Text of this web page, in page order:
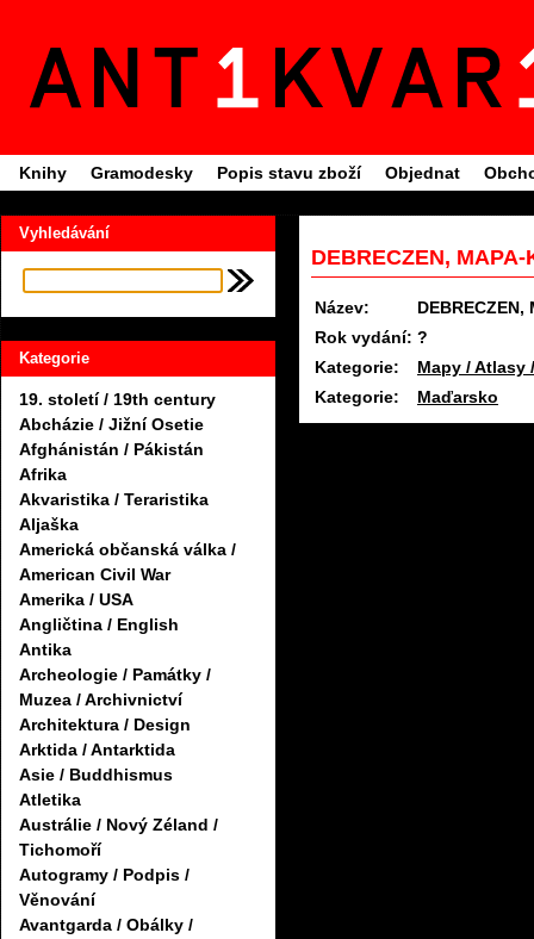
Knihy Gramodesky Popis stavu zboží Objednat
Vyhledávání
Kategorie
19. století / 19th century
Abcházie / Jižní Osetie
Afghánistán / Pákistán
Afrika
Akvaristika / Teraristika
Aljaška
Americká občanská válka /
American Civil War
Amerika / USA
Angličtina / English
Antika
Archeologie / Památky /
Muzea / Archivnictví
Architektura / Design
Arktida / Antarktida
Asie / Buddhismus
Atletika
Austrálie / Nový Zéland /
Tichomoří
Autogramy / Podpis /
Věnování
Avantgarda / Obálky /
DEBRECZEN, MAPA-
Název:
DEBRECZEN,
Rok vydání: ?
Kategorie:
Mapy / Atlasy
Kategorie:
Maďarsko